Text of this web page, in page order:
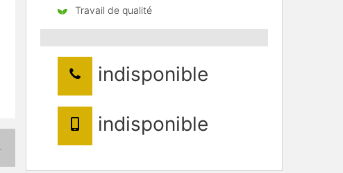
Travail de qualité
indisponible
indisponible